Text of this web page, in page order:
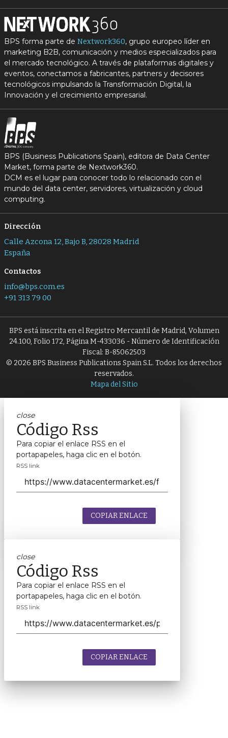
BPS forma parte de Nextwork360, grupo europeo líder en
marketing B2B, comunicación y medios especializados para
el mercado tecnológico. A través de plataformas digitales y
eventos, conectamos a fabricantes, partners y decisores
tecnológicos impulsando la Transformación Digital, la
Innovación y el crecimiento empresarial.
BPS (Business Publications Spain), editora de Data Center
Market, forma parte de Nextwork360.
DCM es el lugar para conocer todo lo relacionado con el
mundo del data center, servidores, virtualización y cloud
computing.
Dirección
Calle Azcona 12, Bajo B, 28028 Madrid
España
Contactos
info@bps.com.es
+91 313 79 00
BPS está inscrita en el Registro Mercantil de Madrid, Volumen
24.100, Folio 172, Página M-433036 - Número de Identificación
Fiscal: B-85062503
© 2026 BPS Business Publications Spain S.L. Todos los derechos
reservados.
Mapa del Sitio
close
Código Rss
Para copiar el enlace RSS en el
portapapeles, haga clic en el botón.
RSS link
COPIAR ENLACE
close
Código Rss
Para copiar el enlace RSS en el
portapapeles, haga clic en el botón.
RSS link
COPIAR ENLACE